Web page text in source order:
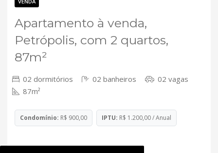
Apartamento à venda,
Petrópolis, com 2 quartos,
87m²
02 dormitórios 02 banheiros
02 vagas
87m²
Condomínio: R$ 900,00 IPTU: R$ 1.200,00 / Anual